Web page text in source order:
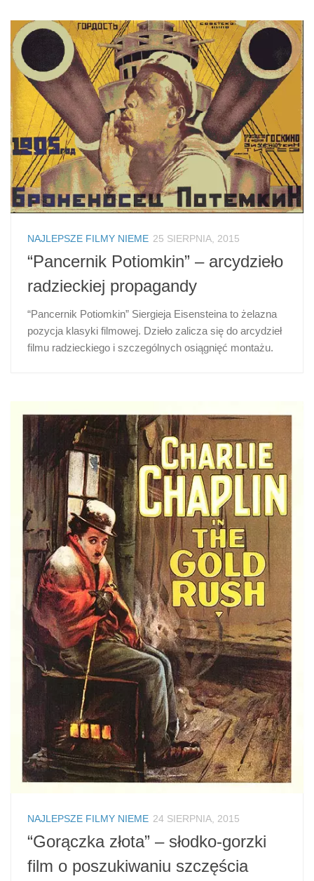
NAJLEPSZE FILMY NIEME 25 SIERPNIA, 2015
“Pancernik Potiomkin” – arcydzieło
radzieckiej propagandy
“Pancernik Potiomkin” Siergieja Eisensteina to żelazna
pozycja klasyki filmowej. Dzieło zalicza się do arcydzieł
filmu radzieckiego i szczególnych osiągnięć montażu.
NAJLEPSZE FILMY NIEME 24 SIERPNIA, 2015
“Gorączka złota” – słodko-gorzki
film o poszukiwaniu szczęścia